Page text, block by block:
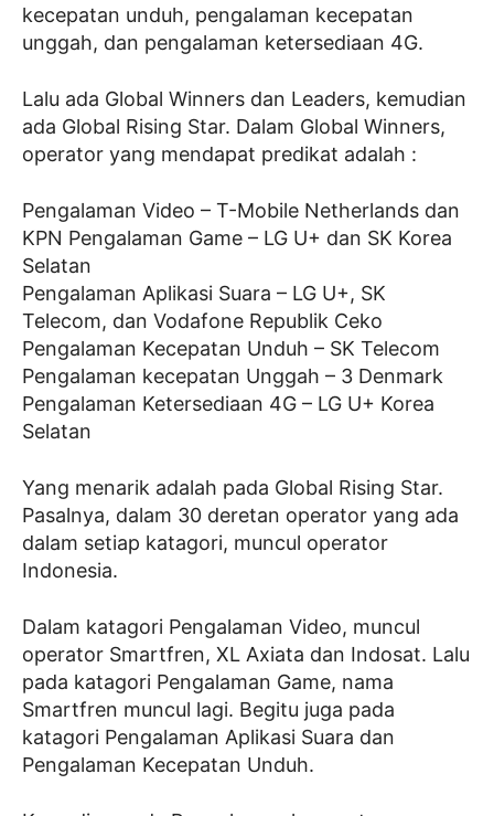
kecepatan unduh, pengalaman kecepatan
unggah, dan pengalaman ketersediaan 4G.
Lalu ada Global Winners dan Leaders, kemudian
ada Global Rising Star. Dalam Global Winners,
operator yang mendapat predikat adalah :
Pengalaman Video – T-Mobile Netherlands dan
KPN Pengalaman Game – LG U+ dan SK Korea
Selatan
Pengalaman Aplikasi Suara – LG U+, SK
Telecom, dan Vodafone Republik Ceko
Pengalaman Kecepatan Unduh – SK Telecom
Pengalaman kecepatan Unggah – 3 Denmark
Pengalaman Ketersediaan 4G – LG U+ Korea
Selatan
Yang menarik adalah pada Global Rising Star.
Pasalnya, dalam 30 deretan operator yang ada
dalam setiap katagori, muncul operator
Indonesia.
Dalam katagori Pengalaman Video, muncul
operator Smartfren, XL Axiata dan Indosat. Lalu
pada katagori Pengalaman Game, nama
Smartfren muncul lagi. Begitu juga pada
katagori Pengalaman Aplikasi Suara dan
Pengalaman Kecepatan Unduh.